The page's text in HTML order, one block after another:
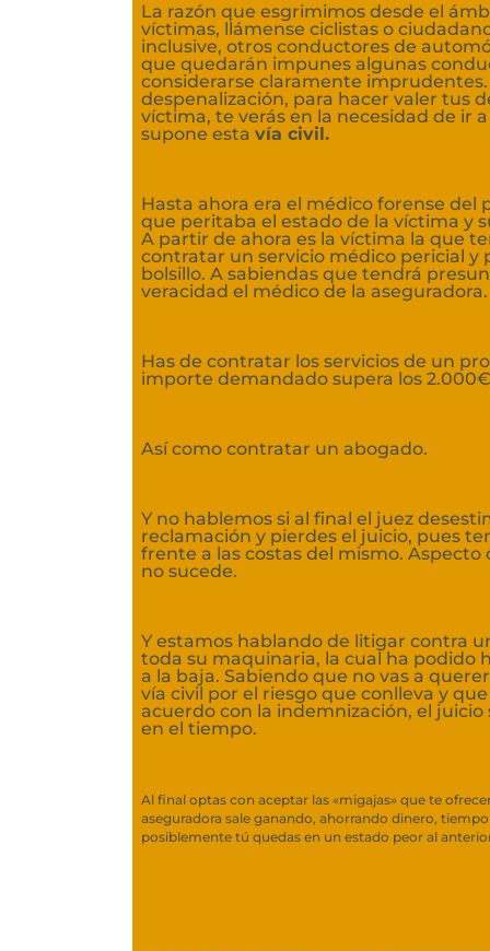
La razón que esgrimimos desde el
víctimas, llámense ciclistas o
inclusive, otros conductores de
que quedarán impunes algunas
considerarse claramente imprudentes.
despenalización, para hacer valer tus
víctima, te verás en la necesidad de ir
supone esta vía civil.
Hasta ahora era el médico forense del
que peritaba el estado de la víctima y
A partir de ahora es la víctima la que
contratar un servicio médico pericial y
bolsillo. A sabiendas que tendrá
veracidad el médico de la aseguradora.
Has de contratar los servicios de un
importe demandado supera los
Así como contratar un abogado.
Y no hablemos si al final el juez
reclamación y pierdes el juicio, pues
frente a las costas del mismo. Aspecto
no sucede.
Y estamos hablando de litigar contra
toda su maquinaria, la cual ha podido
a la baja. Sabiendo que no vas a
vía civil por el riesgo que conlleva y
acuerdo con la indemnización, el
en el tiempo.
Al final optas con aceptar las «migajas» que te
aseguradora sale ganando, ahorrando dinero,
posiblemente tú quedas en un estado peor al